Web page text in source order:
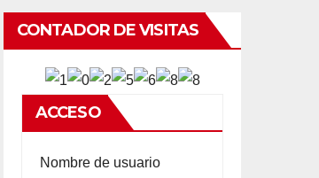
CONTADOR DE VISITAS
ACCESO
Nombre de usuario